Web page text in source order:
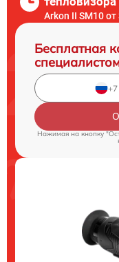
Arkon II SM10
Бесплатная
Нажимая на кнопку